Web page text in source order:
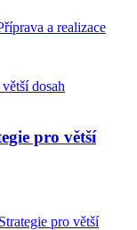
a realizace
pro větší
pro větší